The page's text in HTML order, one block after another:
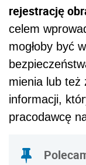
rejestrację
celem
mogłoby być
mienia lub też
informacji,
pracodawcę